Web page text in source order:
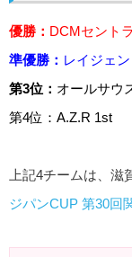
優勝： DCMセント
準優勝： レイジェ
第3位： オールサウ
第4位： A.Z.R 1st
上記4チームは、滋
ジパンCUP 第30回